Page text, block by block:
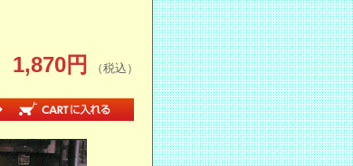
1,870円 （税込）